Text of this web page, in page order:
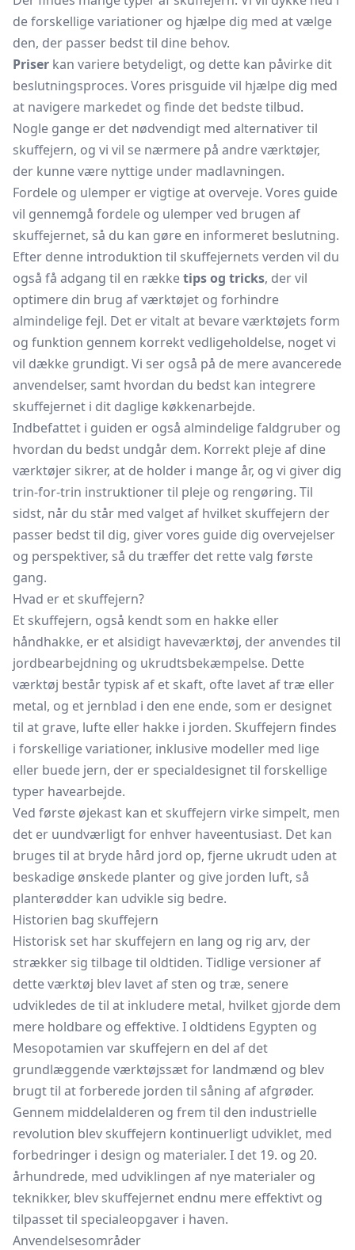
de forskellige variationer og hjælpe dig med at vælge
den, der passer bedst til dine behov.
Priser kan variere betydeligt, og dette kan påvirke dit
beslutningsproces. Vores prisguide vil hjælpe dig med
at navigere markedet og finde det bedste tilbud.
Nogle gange er det nødvendigt med alternativer til
skuffejern, og vi vil se nærmere på andre værktøjer,
der kunne være nyttige under madlavningen.
Fordele og ulemper er vigtige at overveje. Vores guide
vil gennemgå fordele og ulemper ved brugen af
skuffejernet, så du kan gøre en informeret beslutning.
Efter denne introduktion til skuffejernets verden vil du
også få adgang til en rækketips og tricks, der vil
optimere din brug af værktøjet og forhindre
almindelige fejl. Det er vitalt at bevare værktøjets form
og funktion gennem korrekt vedligeholdelse, noget vi
vil dække grundigt. Vi ser også på de mere avancerede
anvendelser, samt hvordan du bedst kan integrere
skuffejernet i dit daglige køkkenarbejde.
Indbefattet i guiden er også almindelige faldgruber og
hvordan du bedst undgår dem. Korrekt pleje af dine
værktøjer sikrer, at de holder i mange år, og vi giver dig
trin-for-trin instruktioner til pleje og rengøring. Til
sidst, når du står med valget af hvilket skuffejern der
passer bedst til dig, giver vores guide dig overvejelser
og perspektiver, så du træffer det rette valg første
gang.
Hvad er et skuffejern?
Et skuffejern, også kendt som en hakke eller
håndhakke, er et alsidigt haveværktøj, der anvendes til
jordbearbejdning og ukrudtsbekæmpelse. Dette
værktøj består typisk af et skaft, ofte lavet af træ eller
metal, og et jernblad i den ene ende, som er designet
til at grave, lufte eller hakke i jorden. Skuffejern findes
i forskellige variationer, inklusive modeller med lige
eller buede jern, der er specialdesignet til forskellige
typer havearbejde.
Ved første øjekast kan et skuffejern virke simpelt, men
det er uundværligt for enhver haveentusiast. Det kan
bruges til at bryde hård jord op, fjerne ukrudt uden at
beskadige ønskede planter og give jorden luft, så
planterødder kan udvikle sig bedre.
Historien bag skuffejern
Historisk set har skuffejern en lang og rig arv, der
strækker sig tilbage til oldtiden. Tidlige versioner af
dette værktøj blev lavet af sten og træ, senere
udvikledes de til at inkludere metal, hvilket gjorde dem
mere holdbare og effektive. I oldtidens Egypten og
Mesopotamien var skuffejern en del af det
grundlæggende værktøjssæt for landmænd og blev
brugt til at forberede jorden til såning af afgrøder.
Gennem middelalderen og frem til den industrielle
revolution blev skuffejern kontinuerligt udviklet, med
forbedringer i design og materialer. I det 19. og 20.
århundrede, med udviklingen af nye materialer og
teknikker, blev skuffejernet endnu mere effektivt og
tilpasset til specialeopgaver i haven.
Anvendelsesområder